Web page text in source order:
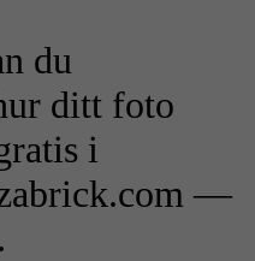
du
ditt foto
i
—